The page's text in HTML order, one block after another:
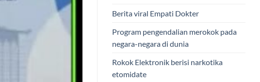
Berita viral Empati Dokter
Program pengendalian merokok pada
negara-negara di dunia
Rokok Elektronik berisi narkotika
etomidate